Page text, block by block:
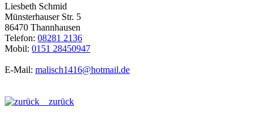
Liesbeth Schmid
Münsterhauser Str. 5
86470 Thannhausen
Telefon: 08281 2136
Mobil: 0151 28450947
E-Mail: malisch1416@hotmail.de
zurück